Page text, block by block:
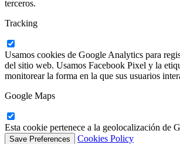
terceros.
Tracking
Usamos cookies de Google Analytics para
del sitio web. Usamos Facebook Pixel y la
monitorear la forma en la que sus usuarios
Google Maps
Esta cookie pertenece a la geolocalización de
Cookies Policy